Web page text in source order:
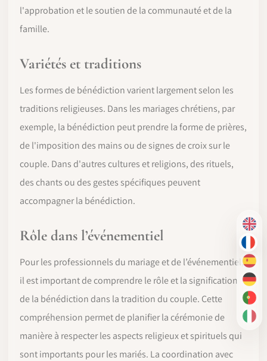
EN
FR
ES
DE
PT-
IT
l'approbation et le soutien de la communauté et de la
famille.
Variétés et traditions
Les formes de bénédiction varient largement selon les
traditions religieuses. Dans les mariages chrétiens, par
exemple, la bénédiction peut prendre la forme de prières,
de l'imposition des mains ou de signes de croix sur le
couple. Dans d'autres cultures et religions, des rituels,
des chants ou des gestes spécifiques peuvent
accompagner la bénédiction.
Rôle dans l’événementiel
Pour les professionnels du mariage et de l’événementiel,
il est important de comprendre le rôle et la signification
de la bénédiction dans la tradition du couple. Cette
compréhension permet de planifier la cérémonie de
manière à respecter les aspects religieux et spirituels qui
sont importants pour les mariés. La coordination avec